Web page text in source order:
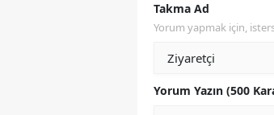
Takma Ad
Yorum yapmak için,
Yorum Yazın (500